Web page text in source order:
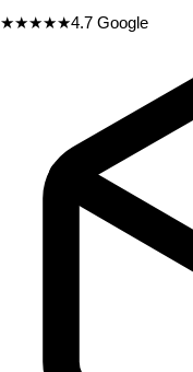
★★★★★4.7 Google